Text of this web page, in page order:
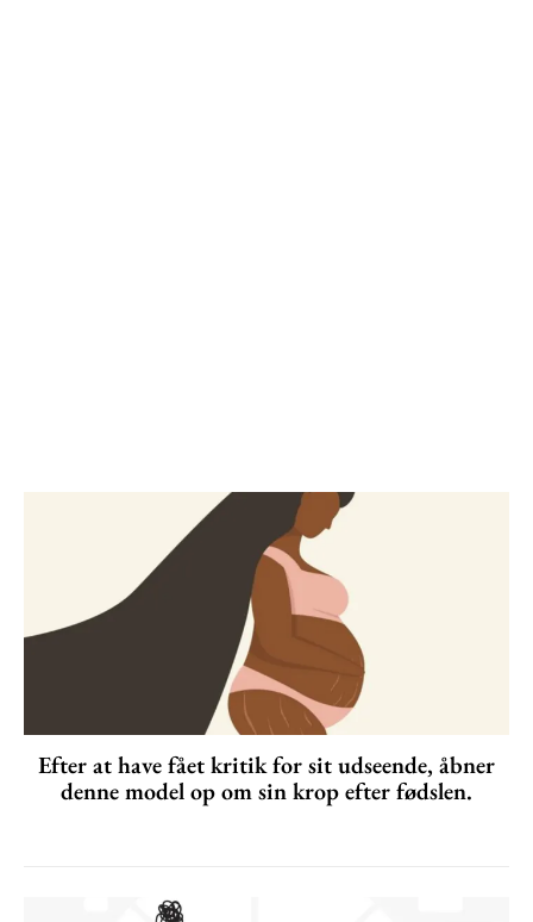
Efter at have fået kritik for sit udseende, åbner
denne model op om sin krop efter fødslen.